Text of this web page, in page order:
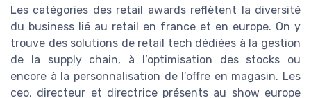
Les catégories des retail awards reflètent la diversité
du business lié au retail en france et en europe. On y
trouve des solutions de retail tech dédiées à la gestion
de la supply chain, à l’optimisation des stocks ou
encore à la personnalisation de l’offre en magasin. Les
ceo, directeur et directrice présents au show europe